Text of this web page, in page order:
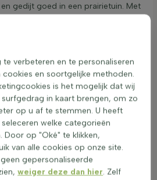
gedijt goed in een prairietuin. Met
hem een uitstekende keuze
snoeien en hergroei
is een populair siergras in
plant die vooral in de
en prairietuinen. Structuurgras
Zorg voor stipa is
groei en een prachtig tuinbeeld.
onderhoudstips voor stipa:
plek met goed doorlatende
verbeteren en te personaliseren
cookies en soortgelijke methoden.
is het mogelijk dat wij
in kaart brengen, om zo
op u af te stemmen. U heeft
welke categorieën
Door op "Oké" te klikken,
van alle cookies op onze site.
gepersonaliseerde
weiger deze dan hier. Zelf